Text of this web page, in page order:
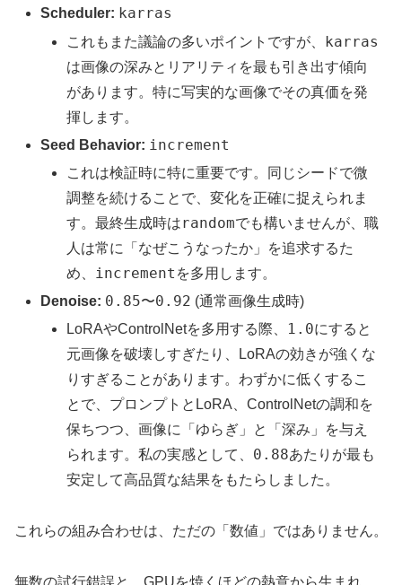
Scheduler: karras
これもまた議論の多いポイントですが、 karras
は画像の深みとリアリティを最も引き出す傾向
があります。特に写実的な画像でその真価を発
揮します。
Seed Behavior: increment
これは検証時に特に重要です。同じシードで微
調整を続けることで、変化を正確に捉えられま
す。最終生成時はrandomでも構いませんが、職
人は常に「なぜこうなったか」を追求するた
め、 increment を多用します。
Denoise: 0.85〜0.92 (通常画像生成時)
LoRAやControlNetを多用する際、 1.0にすると
元画像を破壊しすぎたり、LoRAの効きが強くな
りすぎることがあります。わずかに低くするこ
とで、プロンプトとLoRA、ControlNetの調和を
保ちつつ、画像に「ゆらぎ」と「深み」を与え
られます。私の実感として、 0.88あたりが最も
安定して高品質な結果をもたらしました。
これらの組み合わせは、ただの「数値」ではありません。
無数の試行錯誤と、GPUを焼くほどの熱意から生まれ